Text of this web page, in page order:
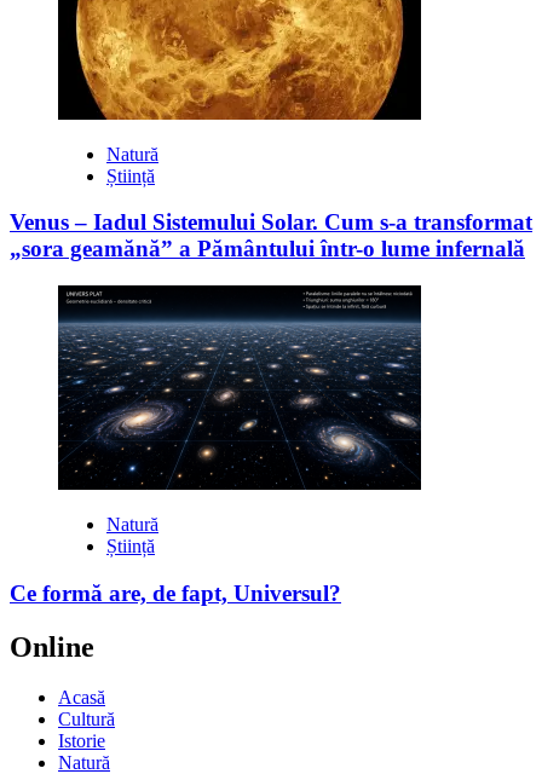
Natură
Știință
Venus – Iadul Sistemului Solar. Cum s-a transformat
„sora geamănă” a Pământului într-o lume infernală
Natură
Știință
Ce formă are, de fapt, Universul?
Online
Acasă
Cultură
Istorie
Natură